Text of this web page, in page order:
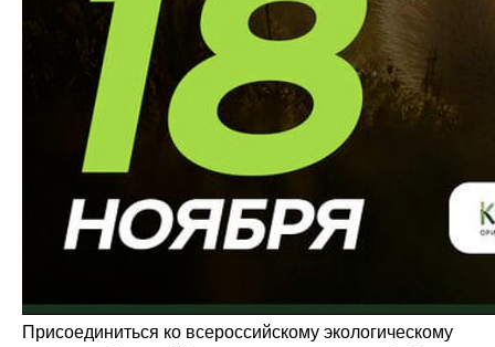
Присоединиться ко всероссийскому экологическому